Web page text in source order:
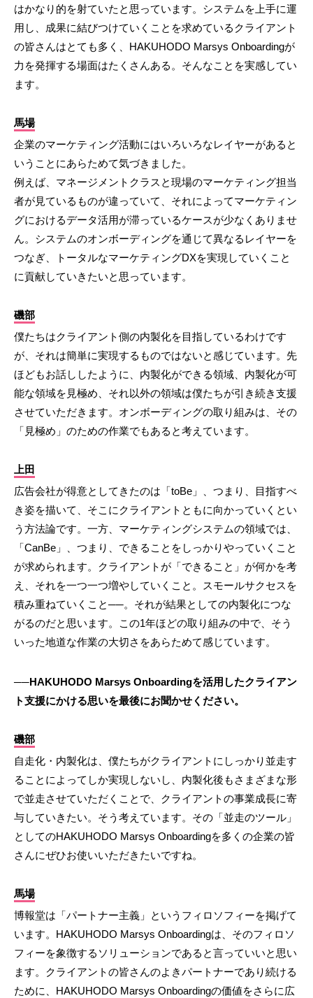
はかなり的を射ていたと思っています。システムを上手に運
用し、成果に結びつけていくことを求めているクライアント
の皆さんはとても多く、HAKUHODO Marsys Onboardingが
力を発揮する場面はたくさんある。そんなことを実感してい
ます。
馬場
企業のマーケティング活動にはいろいろなレイヤーがあると
いうことにあらためて気づきました。
例えば、マネージメントクラスと現場のマーケティング担当
者が見ているものが違っていて、それによってマーケティン
グにおけるデータ活用が滞っているケースが少なくありませ
ん。システムのオンボーディングを通じて異なるレイヤーを
つなぎ、トータルなマーケティングDXを実現していくこと
に貢献していきたいと思っています。
磯部
僕たちはクライアント側の内製化を目指しているわけです
が、それは簡単に実現するものではないと感じています。先
ほどもお話ししたように、内製化ができる領域、内製化が可
能な領域を見極め、それ以外の領域は僕たちが引き続き支援
させていただきます。オンボーディングの取り組みは、その
「見極め」のための作業でもあると考えています。
上田
広告会社が得意としてきたのは「toBe」、つまり、目指すべ
き姿を描いて、そこにクライアントともに向かっていくとい
う方法論です。一方、マーケティングシステムの領域では、
「CanBe」、つまり、できることをしっかりやっていくこと
が求められます。クライアントが「できること」が何かを考
え、それを一つ一つ増やしていくこと。スモールサクセスを
積み重ねていくこと──。それが結果としての内製化につな
がるのだと思います。この1年ほどの取り組みの中で、そう
いった地道な作業の大切さをあらためて感じています。
──HAKUHODO Marsys Onboardingを活用したクライアン
ト支援にかける思いを最後にお聞かせください。
磯部
自走化・内製化は、僕たちがクライアントにしっかり並走す
ることによってしか実現しないし、内製化後もさまざまな形
で並走させていただくことで、クライアントの事業成長に寄
与していきたい。そう考えています。その「並走のツール」
としてのHAKUHODO Marsys Onboardingを多くの企業の皆
さんにぜひお使いいただきたいですね。
馬場
博報堂は「パートナー主義」というフィロソフィーを掲げて
います。HAKUHODO Marsys Onboardingは、そのフィロソ
フィーを象徴するソリューションであると言っていいと思い
ます。クライアントの皆さんのよきパートナーであり続ける
ために、HAKUHODO Marsys Onboardingの価値をさらに広